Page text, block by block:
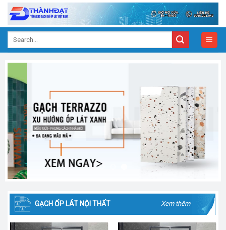
Skip
content
GẠCH ỐP LÁT NỘI THẤT Xem thêm